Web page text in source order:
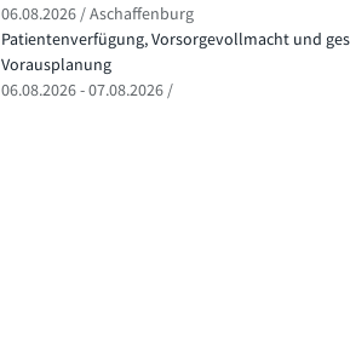
06.08.2026 / Aschaffenburg
Patientenverfügung, Vorsorgevollmacht und
Vorausplanung
06.08.2026 - 07.08.2026 /